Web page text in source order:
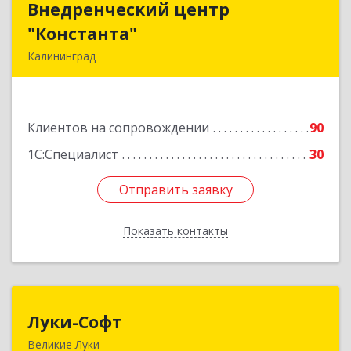
Внедренческий центр
"Константа"
Калининград
Клиентов на сопровождении
90
1С:Специалист
30
Отправить заявку
Показать контакты
Внедренческий центр
Подробнее
Отправить заявку
Назад
Луки-Софт
Великие Луки182113, Псковская обл, Великие Луки г,